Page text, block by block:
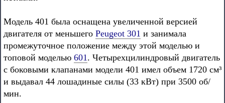
Модель 401 была оснащена увеличенной версией
двигателя от меньшего Peugeot 301 и занимала
промежуточное положение между этой моделью и
топовой моделью 601 . Четырехцилиндровый двигатель
с боковыми клапанами модели 401 имел объем 1720 см³
и выдавал 44 лошадиные силы (33 кВт) при 3500 об/
мин.